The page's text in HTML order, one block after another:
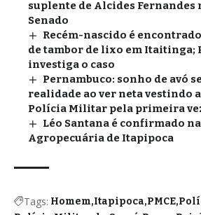
suplente de Alcides Fernandes
Senado
Recém-nascido é
de tambor de lixo em Itaitinga;
investiga o caso
Pernambuco: sonho de avó
realidade ao ver neta vestindo
Polícia Militar pela primeira
Léo Santana é confirmado
Agropecuária de Itapipoca
Tags: Homem Itapipoca PMCE